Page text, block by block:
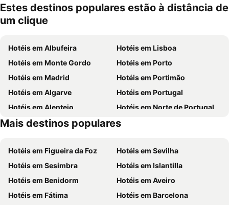
Estes destinos populares estão à distância de
um clique
Hotéis em Albufeira
Hotéis em Lisboa
Hotéis em Monte Gordo
Hotéis em Porto
Hotéis em Madrid
Hotéis em Portimão
Hotéis em Algarve
Hotéis em Portugal
Hotéis em Alentejo
Hotéis em Norte de Portugal
Hotéis em Madeira
Hotéis em Espanha
Mais destinos populares
Hotéis em Figueira da Foz
Hotéis em Sevilha
Hotéis em Sesimbra
Hotéis em Islantilla
Hotéis em Benidorm
Hotéis em Aveiro
Hotéis em Fátima
Hotéis em Barcelona